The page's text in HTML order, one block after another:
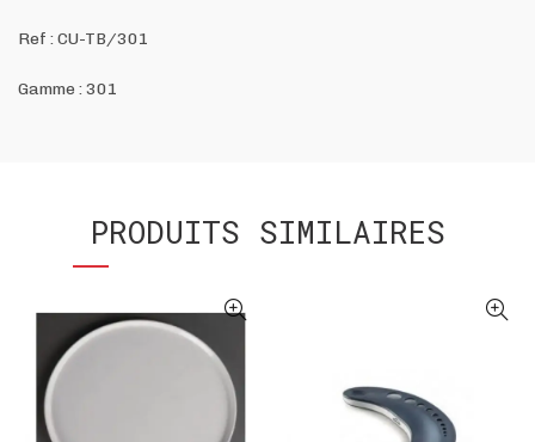
Ref :CU-TB/301
Gamme : 301
PRODUITS SIMILAIRES